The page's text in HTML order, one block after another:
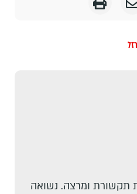
תקשורת ומרצה. נשואה